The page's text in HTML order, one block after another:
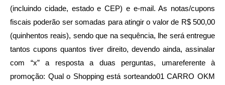
(incluindo cidade, estado e CEP) e e-mail. As notas/cupons
fiscais poderão ser somadas para atingir o valor de R$ 500,00
(quinhentos reais), sendo que na sequência, lhe será entregue
tantos cupons quantos tiver direito, devendo ainda, assinalar
com “x” a resposta a duas perguntas, umareferente à
promoção: Qual o Shopping está sorteando01 CARRO OKM